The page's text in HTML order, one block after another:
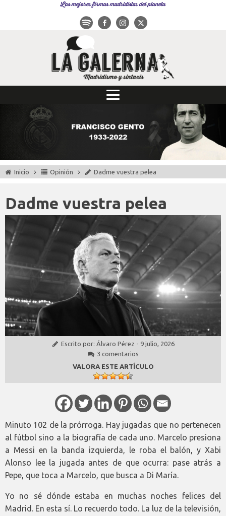
Las mejores firmas madridistas del planeta
Inicio Opinión Dadme vuestra pelea
Dadme vuestra pelea
Escrito por: Álvaro Pérez - 9 julio, 2026
3 comentarios
VALORA ESTE ARTÍCULO
Minuto 102 de la prórroga. Hay jugadas que no pertenecen
al fútbol sino a la biografía de cada uno. Marcelo presiona
a Messi en la banda izquierda, le roba el balón, y Xabi
Alonso lee la jugada antes de que ocurra: pase atrás a
Pepe, que toca a Marcelo, que busca a Di María.
Yo no sé dónde estaba en muchas noches felices del
Madrid. En esta sí. Lo recuerdo todo. La luz de la televisión,